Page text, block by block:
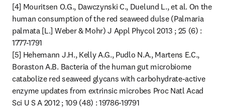
[4] Mouritsen O.G., Dawczynski C., Duelund L., et al. On the
human consumption of the red seaweed dulse (Palmaria
palmata [L.] Weber & Mohr) J Appl Phycol 2013 ; 25 (6) :
1777-1791
[5] Hehemann J.H., Kelly A.G., Pudlo N.A., Martens E.C.,
Boraston A.B. Bacteria of the human gut microbiome
catabolize red seaweed glycans with carbohydrate-active
enzyme updates from extrinsic microbes Proc Natl Acad
Sci U S A 2012 ; 109 (48) : 19786-19791